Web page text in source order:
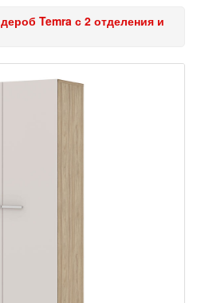
Temra с 2 отделения и